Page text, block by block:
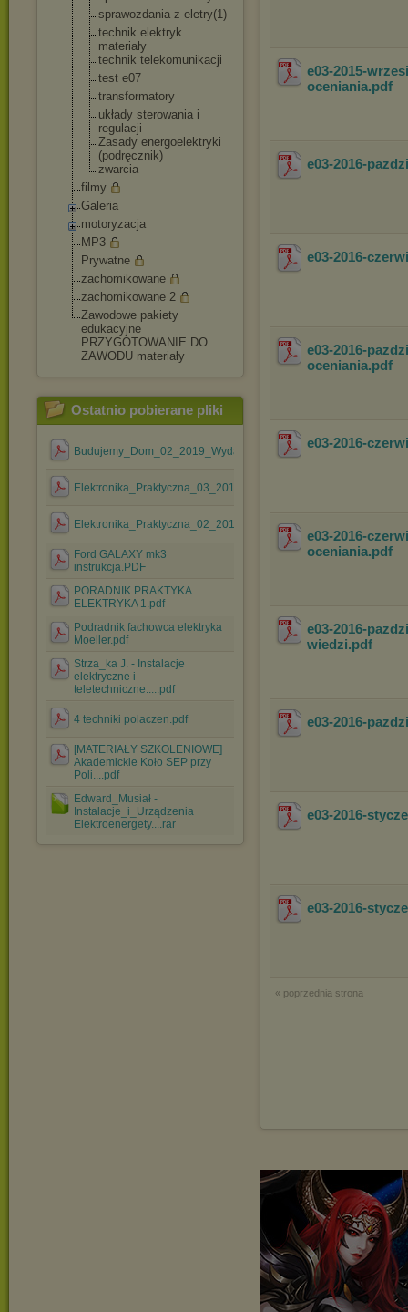
sprawozdania z eletry(1)
technik elektryk
materiały
technik telekomunikacji
test e07
transformatory
układy sterowania i
regulacji
Zasady energoelektryki
(podręcznik)
zwarcia
filmy
Galeria
motoryzacja
MP3
Prywatne
zachomikowane
zachomikowane 2
Zawodowe pakiety
edukacyjne
PRZYGOTOWANIE DO
ZAWODU materiały
Ostatnio pobierane pliki
Budujemy_Dom_02_2019_Wydanie_Specjalne.pdf
Elektronika_Praktyczna_03_2018.pdf
Elektronika_Praktyczna_02_2018.pdf
Ford GALAXY mk3
instrukcja.PDF
PORADNIK PRAKTYKA
ELEKTRYKA 1.pdf
Podradnik fachowca elektryka
Moeller.pdf
Strza_ka J. - Instalacje
elektryczne i
teletechniczne.....pdf
4 techniki polaczen.pdf
[MATERIAŁY SZKOLENIOWE]
Akademickie Koło SEP przy
Poli....pdf
Edward_Musiał -
Instalacje_i_Urządzenia
Elektroenergety....rar
e03-2015-
oceniania.pdf
e03-2016-
e03-2016-
e03-2016-
oceniania.pdf
e03-2016-
e03-2016-
oceniania.pdf
e03-2016-
wiedzi.pdf
e03-2016-
e03-2016-
e03-2016-
« poprzednia strona